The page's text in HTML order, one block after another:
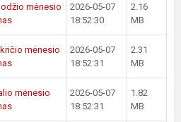
mėnesio
2026-05-07
18:52:30
2.16
MB
mėnesio
2026-05-07
18:52:31
2.31
MB
mėnesio
2026-05-07
18:52:31
1.82
MB